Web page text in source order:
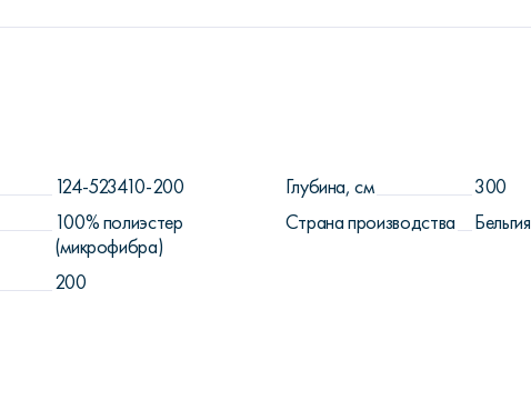
124-523410-200
100% полиэстер
(микрофибра)
200
Глубина, см
300
Страна производства
Бельгия